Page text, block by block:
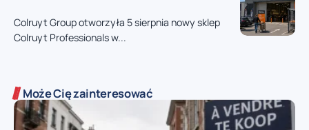
Colruyt Group otworzyła 5 sierpnia nowy sklep
Colruyt Professionals w...
Może Cię zainteresować